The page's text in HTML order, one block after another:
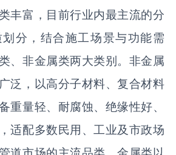
丰富，目前行业内最主流的分
分，结合施工场景与功能需
、非金属类两大类别。非金属
泛，以高分子材料、复合材料
重量轻、耐腐蚀、绝缘性好、
适配多数民用、工业及市政场